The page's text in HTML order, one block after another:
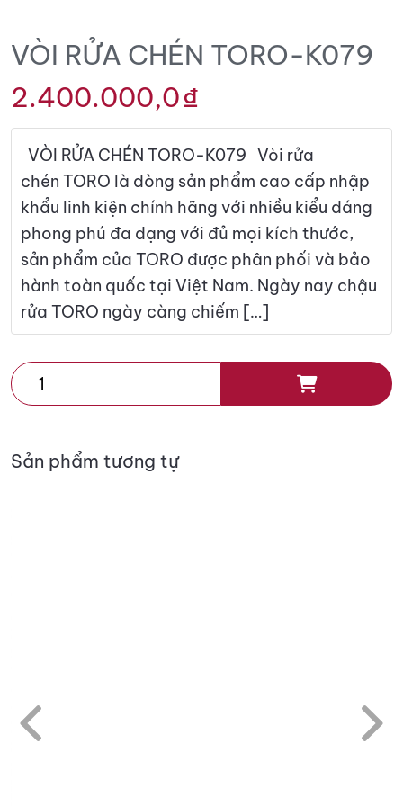
VÒI RỬA CHÉN TORO-K079
2.400.000,0₫
VÒI RỬA CHÉN TORO-K079 Vòi rửa
chén TORO là dòng sản phẩm cao cấp nhập
khẩu linh kiện chính hãng với nhiều kiểu dáng
phong phú đa dạng với đủ mọi kích thước,
sản phẩm của TORO được phân phối và bảo
hành toàn quốc tại Việt Nam. Ngày nay chậu
rửa TORO ngày càng chiếm […]
RỬA
Sản phẩm tương tự